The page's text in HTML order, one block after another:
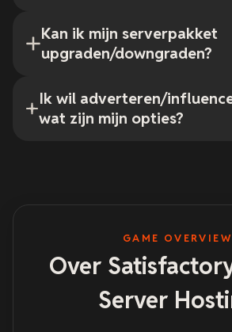
Kan ik mijn serverpakket
upgraden/downgraden?
Ik wil adverteren/
wat zijn mijn opties?
GAME OVERVIEW
Over
Server